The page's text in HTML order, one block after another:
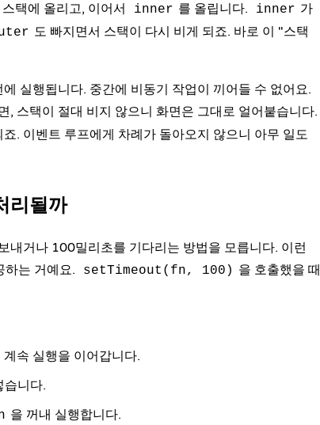
스택에 올리고, 이어서 inner 를 올립니다. inner 가
도 빠지면서 스택이 다시 비게 되죠. 바로 이 "스택
실행됩니다. 중간에 비동기 작업이 끼어들 수 없어요.
, 스택이 절대 비지 않으니 화면은 그대로 얼어붙습니다.
. 이벤트 루프에게 차례가 돌아오지 않으니 아무 일도
리될까
내거나 100밀리초를 기다리는 방법을 모릅니다. 이런
는 거예요.
setTimeout(fn, 100) 을 호출했을 때
속 실행을 이어갑니다.
습니다.
을 꺼내 실행합니다.